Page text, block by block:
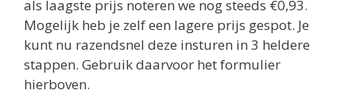
als laagste prijs noteren we nog steeds €0,93.
Mogelijk heb je zelf een lagere prijs gespot. Je
kunt nu razendsnel deze insturen in 3 heldere
stappen. Gebruik daarvoor het formulier
hierboven.